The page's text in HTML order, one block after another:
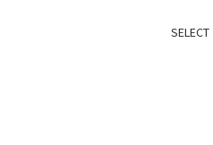
SELECT